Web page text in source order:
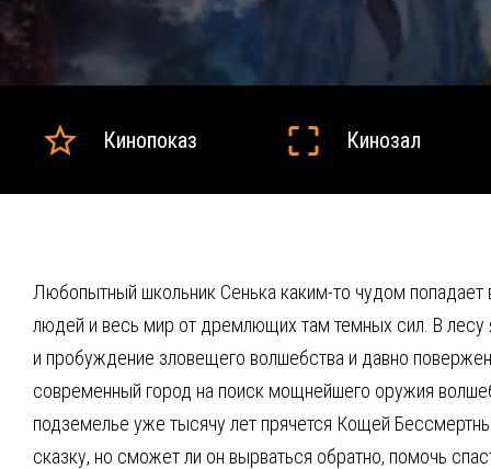
Кинопоказ Кинозал
Любопытный школьник Сенька каким-то чудом
людей и весь мир от дремлющих там темных сил. В лесу
и пробуждение зловещего волшебства и давно
современный город на поиск мощнейшего оружия
подземелье уже тысячу лет прячется Кощей
сказку, но сможет ли он вырваться обратно, помочь